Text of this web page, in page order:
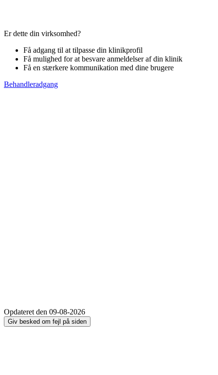
Er dette din virksomhed?
Få adgang til at tilpasse din klinikprofil
Få mulighed for at besvare anmeldelser af din klinik
Få en stærkere kommunikation med dine brugere
Behandleradgang
Opdateret den 09-08-2026
Giv besked om fejl på siden